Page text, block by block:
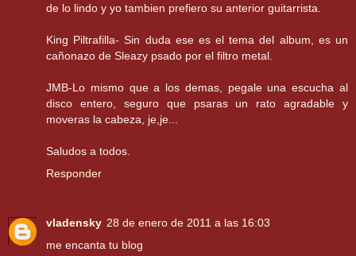
de lo lindo y yo tambien prefiero su anterior guitarrista.
King Piltrafilla- Sin duda ese es el tema del album, es un
cañonazo de Sleazy psado por el filtro metal.
JMB-Lo mismo que a los demas, pegale una escucha al
disco entero, seguro que psaras un rato agradable y
moveras la cabeza, je,je...
Saludos a todos.
Responder
vladensky 28 de enero de 2011 a las 16:03
me encanta tu blog